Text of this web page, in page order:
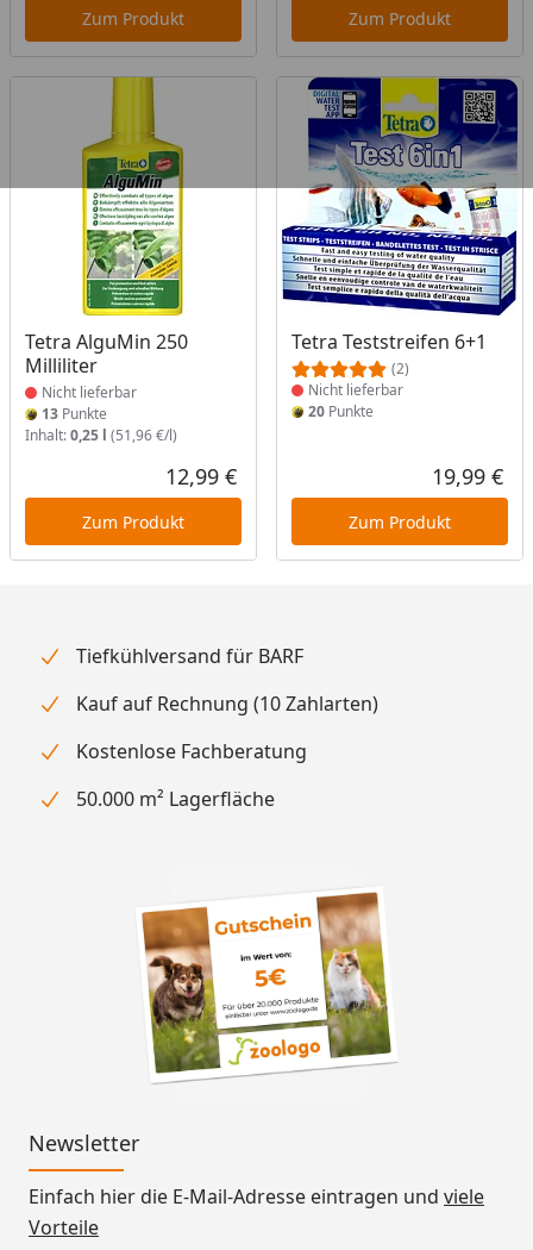
Zum Produkt Zum Produkt
Tetra AlguMin 250
Milliliter
Produkt nicht lieferbar
Nicht lieferbar
13 Punkte
Inhalt:0,25 l (51,96 €/l)
Aktueller Preis
12,99 €
Zum Produkt
Tetra Teststreifen 6+1
(2)
Produkt nicht lieferbar
Nicht lieferbar
20Punkte
19,99 €
Zum Produkt
Tiefkühlversand für BARF
Kauf auf Rechnung (10 Zahlarten)
Kostenlose Fachberatung
50.000 m² Lagerfläche
Newsletter
Einfach hier die E-Mail-Adresse eintragen und viele
Vorteile